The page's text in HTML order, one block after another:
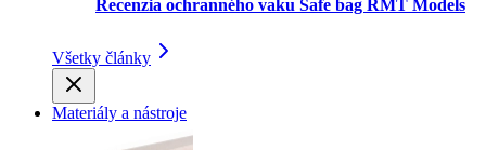
Recenzia ochranného vaku Safe bag RMT Models
Všetky články
Materiály a nástroje